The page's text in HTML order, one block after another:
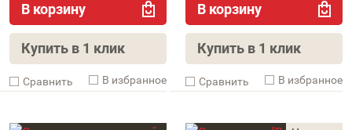
В корзину
Купить в 1 клик
Cравнить В избранное
В корзину
Купить в 1 клик
Cравнить В избранное